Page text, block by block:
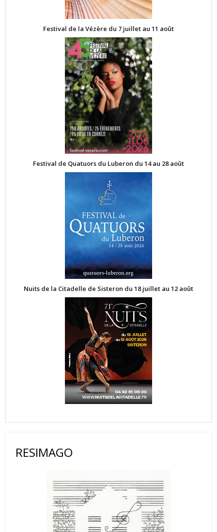
Festival de la Vézère du 7 juillet au 11 août
Festival de Quatuors du Luberon du 14 au 28 août
Nuits de la Citadelle de Sisteron du 18 juillet au 12 août
RESIMAGO